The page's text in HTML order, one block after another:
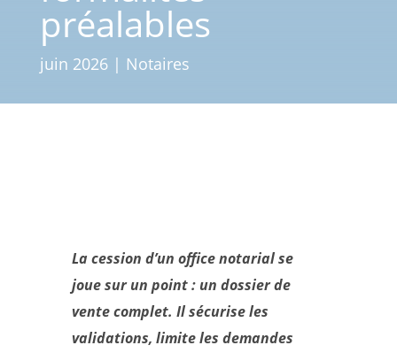
préalables
juin 2026| Notaires
La cession d’un office notarial se
joue sur un point : un dossier de
vente complet. Il sécurise les
validations, limite les demandes